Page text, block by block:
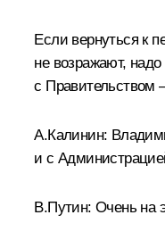
Если вернуться к
не возражают,
с Правительством
А.Калинин:
и с
В.Путин: Очень на